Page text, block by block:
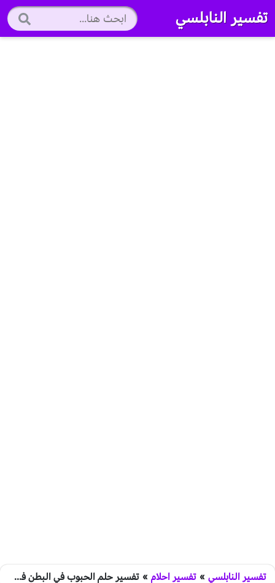
تفسير النابلسي
تفسير النابلسي » تفسير احلام » تفسير حلم الحبوب في البطن في المنام